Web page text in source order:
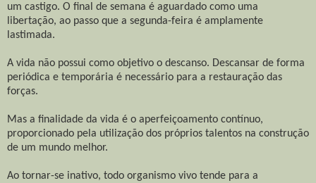
um castigo. O final de semana é aguardado como uma
libertação, ao passo que a segunda-feira é amplamente
lastimada.
A vida não possui como objetivo o descanso. Descansar de forma
periódica e temporária é necessário para a restauração das
forças.
Mas a finalidade da vida é o aperfeiçoamento contínuo,
proporcionado pela utilização dos próprios talentos na construção
de um mundo melhor.
Ao tornar-se inativo, todo organismo vivo tende para a